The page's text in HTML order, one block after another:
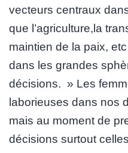
vecteurs centraux
que l’agriculture,la
maintien de la paix,
dans les grandes
décisions. » Les
laborieuses dans nos
mais au moment de
décisions surtout